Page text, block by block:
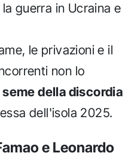
guerra in Ucraina e
le privazioni e il
non lo
seme della discordia
dell'isola 2025.
e Leonardo